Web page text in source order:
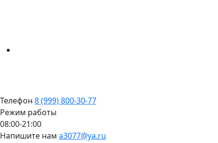
Телефон 8 (999) 800-30-77
Режим работы
08:00-21:00
Напишите нам a3077@ya.ru